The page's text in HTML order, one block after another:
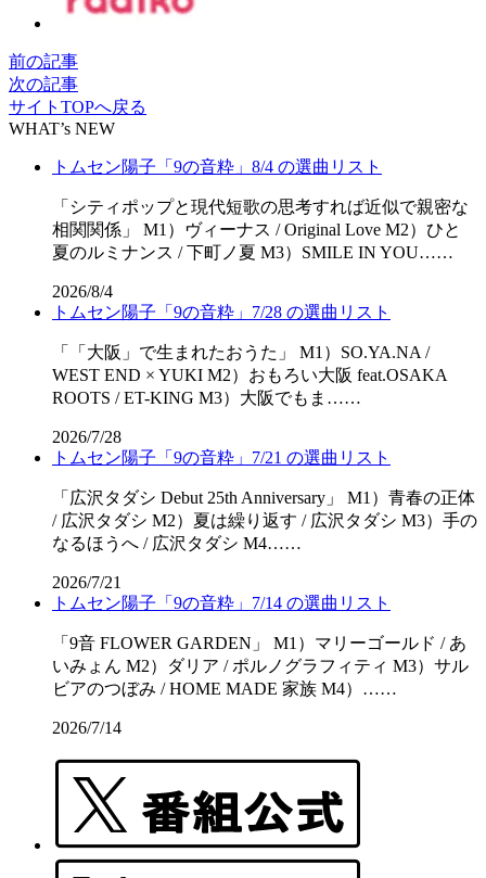
前の記事
次の記事
サイトTOPへ戻る
WHAT’s NEW
トムセン陽子「9の音粋」8/4 の選曲リスト
「シティポップと現代短歌の思考すれば近似で親密な
相関関係」 M1）ヴィーナス / Original Love M2）ひと
夏のルミナンス / 下町ノ夏 M3）SMILE IN YOU……
2026/8/4
トムセン陽子「9の音粋」7/28 の選曲リスト
「「⼤阪」で⽣まれたおうた」 M1）SO.YA.NA /
WEST END × YUKI M2）おもろい大阪 feat.OSAKA
ROOTS / ET-KING M3）大阪でもま……
2026/7/28
トムセン陽子「9の音粋」7/21 の選曲リスト
「広沢タダシ Debut 25th Anniversary」 M1）青春の正体
/ 広沢タダシ M2）夏は繰り返す / 広沢タダシ M3）手の
なるほうへ / 広沢タダシ M4……
2026/7/21
トムセン陽子「9の音粋」7/14 の選曲リスト
「9音 FLOWER GARDEN」 M1）マリーゴールド / あ
いみょん M2）ダリア / ポルノグラフィティ M3）サル
ビアのつぼみ / HOME MADE 家族 M4）……
2026/7/14